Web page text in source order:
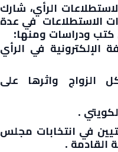
الرأي، شارك
الاستطلاعات في عدة
كتب ودراسات ومنها:
الإلكترونية في الرأي
الزواج واثرها على
.
في انتخابات مجلس
القادمة .